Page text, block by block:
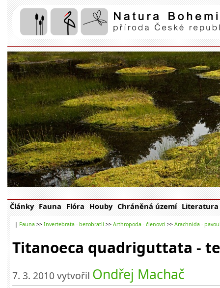
Články Fauna Flóra Houby Chráněná území Literatura
| Fauna >> Invertebrata - bezobratlí >> Arthropoda - členovci >> Arachnida -
Titanoeca quadriguttata -
7. 3. 2010 vytvořil Ondřej Machač